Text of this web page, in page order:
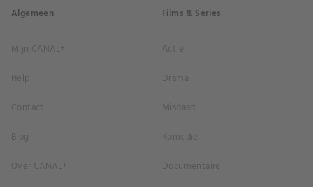
Algemeen
Mijn CANAL+
Help
Contact
Blog
Over CANAL+
Films & Series
Actie
Drama
Misdaad
Komedie
Documentaire